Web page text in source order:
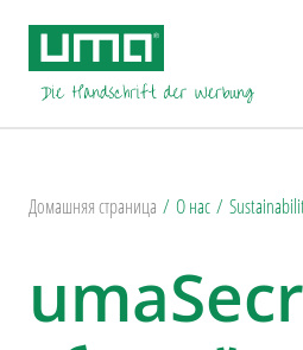
Домашняя страница О нас